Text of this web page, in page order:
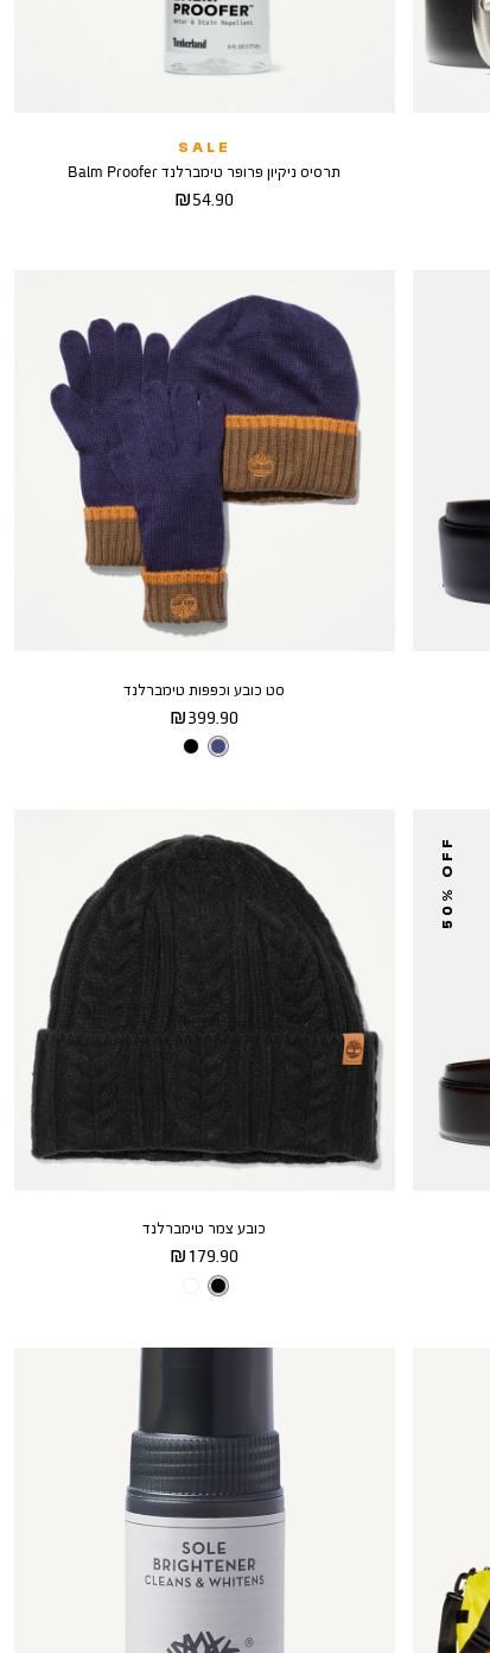
SALE
תרסיס ניקיון פרופר טימברלנד Balm Proofer
מחיר
54.90 ₪
סט כובע וכפפות טימברלנד
מחיר
מוצר
399.90 ₪
צבע
PEACOAT
50% OFF
כובע צמר טימברלנד
מחיר
מוצר
179.90 ₪